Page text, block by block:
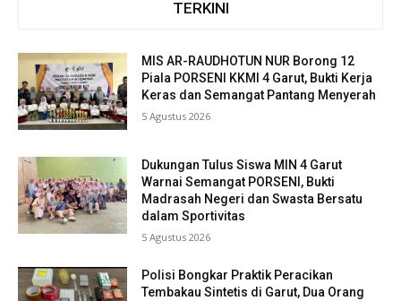
TERKINI
MIS AR-RAUDHOTUN NUR Borong 12
Piala PORSENI KKMI 4 Garut, Bukti Kerja
Keras dan Semangat Pantang Menyerah
5 Agustus 2026
Dukungan Tulus Siswa MIN 4 Garut
Warnai Semangat PORSENI, Bukti
Madrasah Negeri dan Swasta Bersatu
dalam Sportivitas
5 Agustus 2026
Polisi Bongkar Praktik Peracikan
Tembakau Sintetis di Garut, Dua Orang